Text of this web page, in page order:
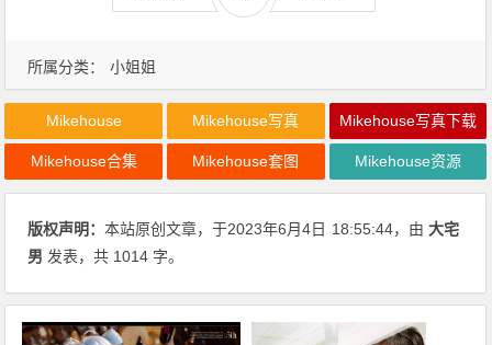
所属分类： 小姐姐
Mikehouse Mikehouse写真 Mikehouse写真下载
Mikehouse合集 Mikehouse套图 Mikehouse资源
版权声明：本站原创文章，于2023年6月4日 18:55:44，由大宅
男 发表，共 1014 字。